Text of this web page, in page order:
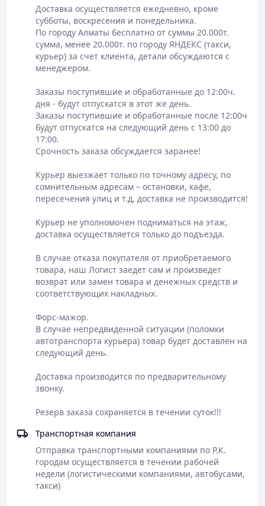
Доставка осуществляется ежедневно, кроме
субботы, воскресения и понедельника.
По городу Алматы бесплатно от суммы 20.000т.
сумма, менее 20.000т. по городу ЯНДЕКС (такси,
курьер) за счет клиента, детали обсуждаются с
менеджером.
Заказы поступившие и обработанные до 12:00ч.
дня - будут отпускатся в этот же день.
Заказы поступившие и обработанные после 12:00ч
будут отпускатся на следующий день с 13:00 до
17:00.
Срочность заказа обсуждается заранее!
Курьер выезжает только по точному адресу, по
сомнительным адресам – остановки, кафе,
пересечения улиц и т.д, доставка не производится!
Курьер не уполномочен подниматься на этаж,
доставка осуществляется только до подъезда.
В случае отказа покупателя от приобретаемого
товара, наш Логист заедет сам и произведет
возврат или замен товара и денежных средств и
соответствующих накладных.
Форс-мажор.
В случае непредвиденной ситуации (поломки
автотранспорта курьера) товар будет доставлен на
следующий день.
Доставка производится по предварительному
звонку.
Резерв заказа сохраняется в течении суток!!!
Транспортная компания
Отправка транспортными компаниями по Р.К.
городам осуществляется в течении рабочей
недели (логистическими компаниями, автобусами,
такси)